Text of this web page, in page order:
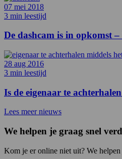
07 mei 2018
3 min leestijd
De dashcam is in opkomst
28 aug 2016
3 min leestijd
Is de eigenaar te
Lees meer nieuws
We helpen je graag snel
Kom je er online niet uit? We